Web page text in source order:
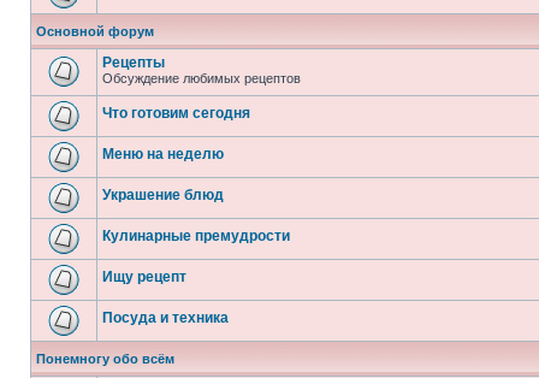
Основной форум
Рецепты
Обсуждение любимых рецептов
Что готовим сегодня
Меню на неделю
Украшение блюд
Кулинарные премудрости
Ищу рецепт
Посуда и техника
Понемногу обо всём